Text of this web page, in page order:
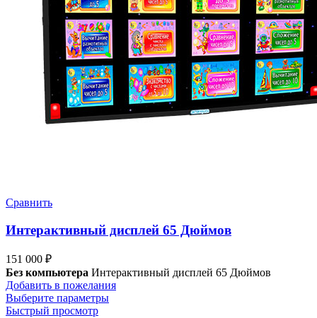
Сравнить
Интерактивный дисплей 65 Дюймов
151 000 ₽
Без компьютера Интерактивный дисплей 65 Дюймов
Добавить в пожелания
Выберите параметры
Быстрый просмотр